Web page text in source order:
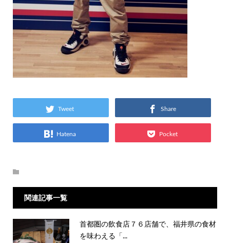
Tweet Share
Hatena Pocket
関連記事一覧
首都圏の飲食店７６店舗で、福井県の食材
を味わえる「...